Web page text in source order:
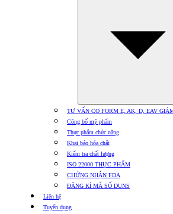
TƯ VẤN CO FORM E, AK, D, EAV
Công bố mỹ phẩm
Thực phẩm chức năng
Khai báo hóa chất
Kiểm tra chất lượng
ISO 22000 THỰC PHẨM
CHỨNG NHẬN FDA
ĐĂNG KÍ MÃ SỐ DUNS
Liên hệ
Tuyển dụng